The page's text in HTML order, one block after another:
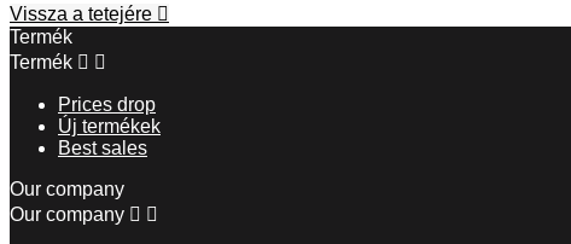
Vissza a tetejére 
Termék
Termék  
Prices drop
Új termékek
Best sales
Our company
Our company  